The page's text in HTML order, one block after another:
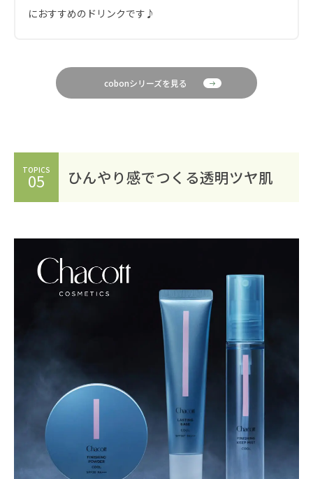
におすすめのドリンクです♪
cobonシリーズを見る
TOPICS
05 ひんやり感でつくる透明ツヤ肌